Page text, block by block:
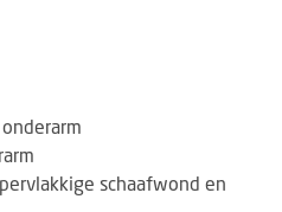
schaafwond en